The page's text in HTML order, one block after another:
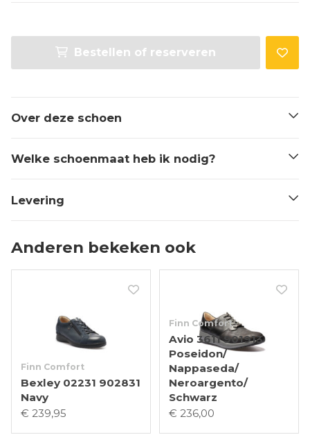
Bestellen of reserveren
Over deze schoen
Welke schoenmaat heb ik nodig?
Levering
Anderen bekeken ook
Finn Comfort
Bexley 02231 902831
Navy
€ 239,95
Finn Comfort
Avio 3611 901913
Poseidon/
Nappaseda/
Neroargento/
Schwarz
€ 236,00